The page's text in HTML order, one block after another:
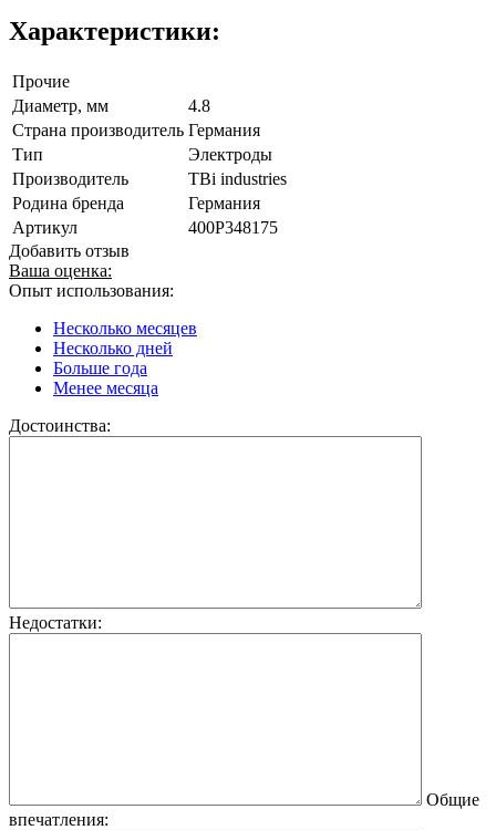
Характеристики:
Прочие
Диаметр, мм
4.8
Страна производитель Германия
Тип
Электроды
Производитель
TBi industries
Родина бренда
Германия
Артикул
400P348175
Добавить отзыв
Ваша оценка:
Опыт использования:
Несколько месяцев
Несколько дней
Больше года
Менее месяца
Достоинства:
Недостатки:
Общие
впечатления: